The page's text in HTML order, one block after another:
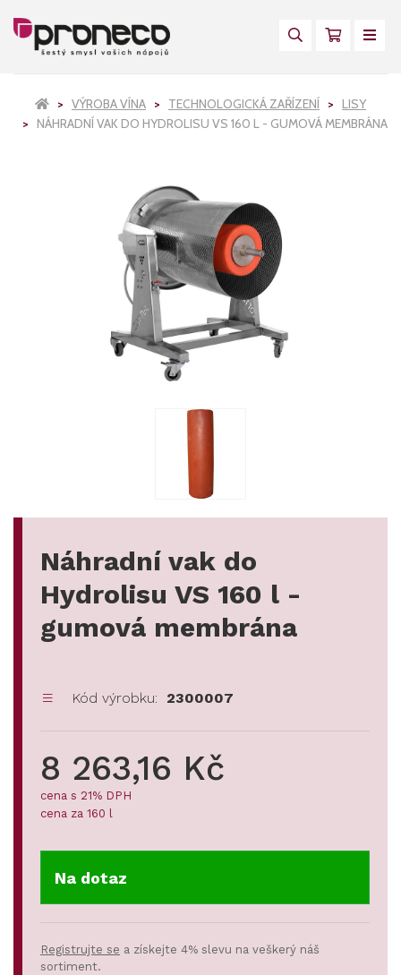
VÝROBA VÍNA TECHNOLOGICKÁ ZAŘÍZENÍ
LISY
NÁHRADNÍ VAK DO HYDROLISU VS 160 L - GUMOVÁ MEMBRÁNA
Náhradní vak do
Hydrolisu VS 160 l -
gumová membrána
Kód výrobku: 2300007
8 263,16 Kč
cena s 21% DPH
cena za 160 l
Na dotaz
Registrujte se a získejte 4% slevu na veškerý náš
sortiment.